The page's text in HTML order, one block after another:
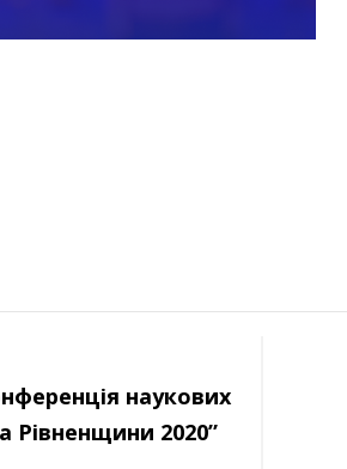
наукових
Рівненщини 2020”